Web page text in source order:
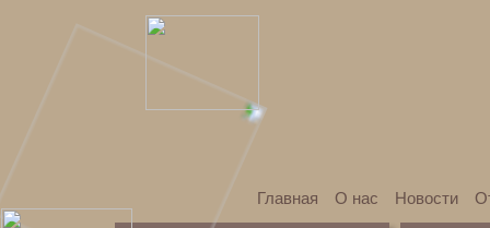
Главная О нас Новости